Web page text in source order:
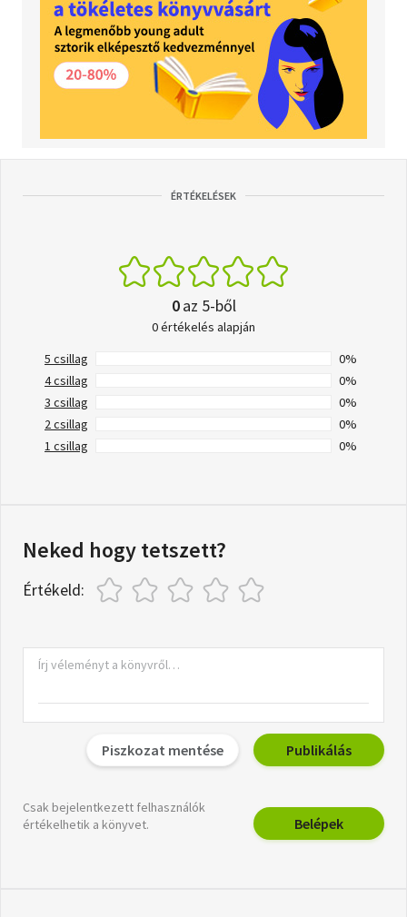
ÉRTÉKELÉSEK
0az 5-ből
0 értékelés alapján
5 csillag
0%
4 csillag
0%
3 csillag
0%
2 csillag
0%
1 csillag
0%
Neked hogy tetszett?
Értékeld:
Piszkozat mentése Publikálás
Csak bejelentkezett felhasználók
értékelhetik a könyvet.
Belépek